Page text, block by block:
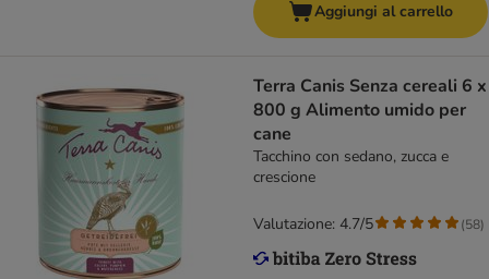
Aggiungi al carrello
Terra Canis Senza cereali 6 x
800 g Alimento umido per
cane
Tacchino con sedano, zucca e
crescione
Valutazione: 4.7/5 (58)